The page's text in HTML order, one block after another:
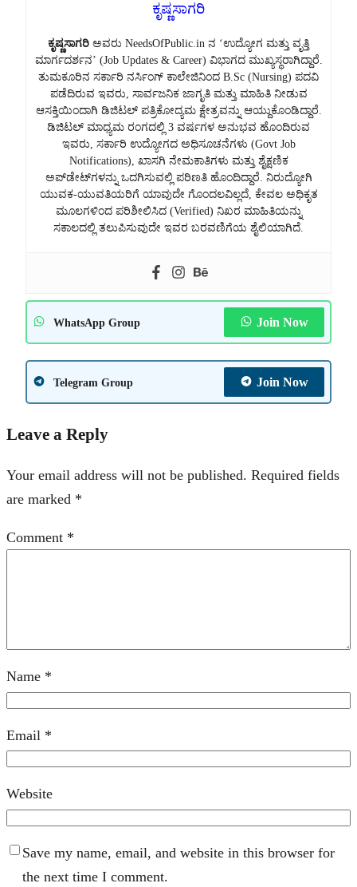
ಕೃಷ್ಣಸಾಗರಿ
ಕೃಷ್ಣಸಾಗರಿ ಅವರು NeedsOfPublic.in ನ ‘ಉದ್ಯೋಗ ಮತ್ತು ವೃತ್ತಿ
ಮಾರ್ಗದರ್ಶನ’ (Job Updates & Career) ವಿಭಾಗದ ಮುಖ್ಯಸ್ಥರಾಗಿದ್ದಾರೆ.
ತುಮಕೂರಿನ ಸರ್ಕಾರಿ ನರ್ಸಿಂಗ್ ಕಾಲೇಜಿನಿಂದ B.Sc (Nursing) ಪದವಿ
ಪಡೆದಿರುವ ಇವರು, ಸಾರ್ವಜನಿಕ ಜಾಗೃತಿ ಮತ್ತು ಮಾಹಿತಿ ನೀಡುವ
ಆಸಕ್ತಿಯಿಂದಾಗಿ ಡಿಜಿಟಲ್ ಪತ್ರಿಕೋದ್ಯಮ ಕ್ಷೇತ್ರವನ್ನು ಆಯ್ದುಕೊಂಡಿದ್ದಾರೆ.
ಡಿಜಿಟಲ್ ಮಾಧ್ಯಮ ರಂಗದಲ್ಲಿ 3 ವರ್ಷಗಳ ಅನುಭವ ಹೊಂದಿರುವ
ಇವರು, ಸರ್ಕಾರಿ ಉದ್ಯೋಗದ ಅಧಿಸೂಚನೆಗಳು (Govt Job
Notifications), ಖಾಸಗಿ ನೇಮಕಾತಿಗಳು ಮತ್ತು ಶೈಕ್ಷಣಿಕ
ಅಪ್‌ಡೇಟ್‌ಗಳನ್ನು ಒದಗಿಸುವಲ್ಲಿ ಪರಿಣತಿ ಹೊಂದಿದ್ದಾರೆ. ನಿರುದ್ಯೋಗಿ
ಯುವಕ-ಯುವತಿಯರಿಗೆ ಯಾವುದೇ ಗೊಂದಲವಿಲ್ಲದೆ, ಕೇವಲ ಅಧಿಕೃತ
ಮೂಲಗಳಿಂದ ಪರಿಶೀಲಿಸಿದ (Verified) ನಿಖರ ಮಾಹಿತಿಯನ್ನು
ಸಕಾಲದಲ್ಲಿ ತಲುಪಿಸುವುದೇ ಇವರ ಬರವಣಿಗೆಯ ಶೈಲಿಯಾಗಿದೆ.
WhatsApp Group Join Now
Telegram Group Join Now
Leave a Reply
Your email address will not be published. Required fields
are marked *
Comment *
Name *
Email *
Website
Save my name, email, and website in this browser for
the next time I comment.